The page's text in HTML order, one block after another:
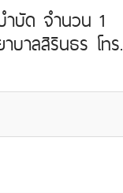
ำบัด จำนวน 1
บาลสิรินธร โทร.